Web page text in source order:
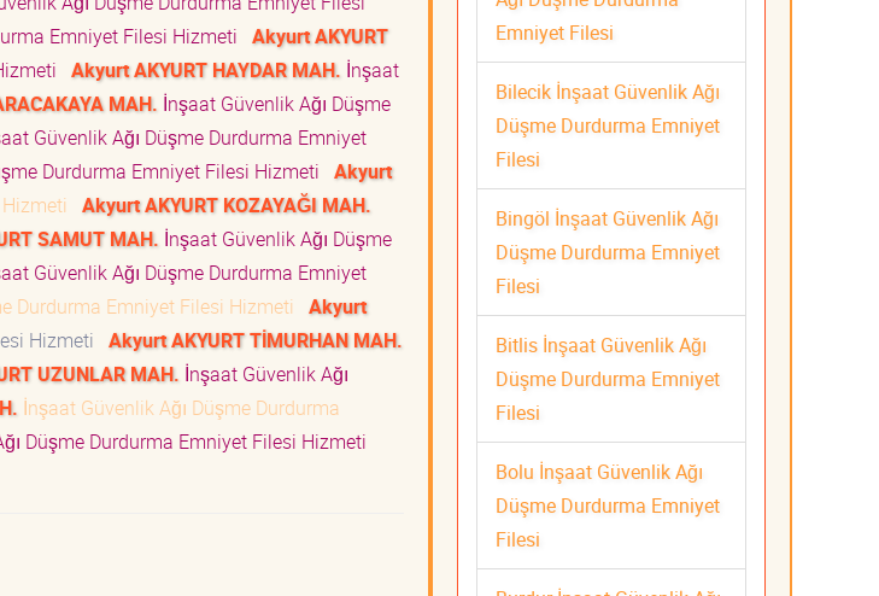
Emniyet Filesi Hizmeti Akyurt AKYURT
Akyurt AKYURT HAYDAR MAH. İnşaat
MAH. İnşaat Güvenlik Ağı Düşme
Güvenlik Ağı Düşme Durdurma Emniyet
Durdurma Emniyet Filesi Hizmeti Akyurt
Akyurt AKYURT KOZAYAĞI MAH.
SAMUT MAH. İnşaat Güvenlik Ağı Düşme
Güvenlik Ağı Düşme Durdurma Emniyet
Durdurma Emniyet Filesi Hizmeti Akyurt
Hizmeti Akyurt AKYURT TİMURHAN MAH.
UZUNLAR MAH. İnşaat Güvenlik Ağı
İnşaat Güvenlik Ağı Düşme Durdurma
Düşme Durdurma Emniyet Filesi Hizmeti
Emniyet Filesi
Bilecik İnşaat Güvenlik Ağı
Düşme Durdurma Emniyet
Filesi
Bingöl İnşaat Güvenlik Ağı
Düşme Durdurma Emniyet
Filesi
Bitlis İnşaat Güvenlik Ağı
Düşme Durdurma Emniyet
Filesi
Bolu İnşaat Güvenlik Ağı
Düşme Durdurma Emniyet
Filesi